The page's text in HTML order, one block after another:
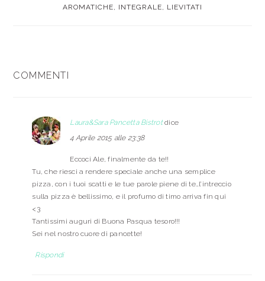
AROMATICHE, INTEGRALE, LIEVITATI
DEL
COMMENTI
Laura&Sara Pancetta Bistrot dice
4 Aprile 2015 alle 23:38
Eccoci Ale, finalmente da te!!
Tu, che riesci a rendere speciale anche una semplice
pizza, con i tuoi scatti e le tue parole piene di te…l’intreccio
sulla pizza è bellissimo, e il profumo di timo arriva fin qui
<3
Tantissimi auguri di Buona Pasqua tesoro!!!
Sei nel nostro cuore di pancette!
Rispondi